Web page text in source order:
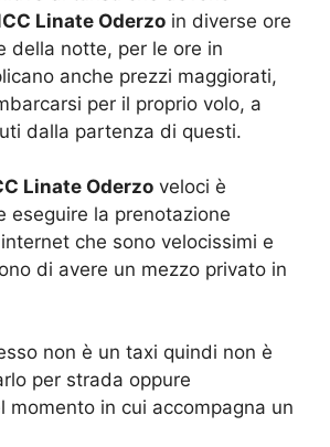
Linate Oderzo in diverse ore
della notte, per le ore in
anche prezzi maggiorati,
per il proprio volo, a
dalla partenza di questi.
Linate Oderzo veloci è
eseguire la prenotazione
che sono velocissimi e
di avere un mezzo privato in
non è un taxi quindi non è
per strada oppure
momento in cui accompagna un